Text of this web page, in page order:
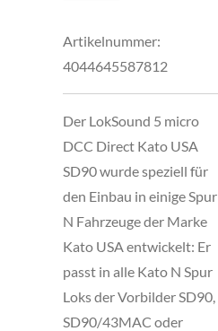
Artikelnummer:
4044645587812
Der LokSound 5 micro
DCC Direct Kato USA
SD90 wurde speziell für
den Einbau in einige Spur
N Fahrzeuge der Marke
Kato USA entwickelt: Er
passt in alle Kato N Spur
Loks der Vorbilder SD90,
SD90/43MAC oder